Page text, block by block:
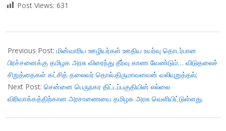
Post Views: 631
02-
06
Previous Post: மின்வாரிய ஊழியர்கள் ஊதிய உயர்வு தொடர்பான
பிரச்சனைக்கு தமிழக அரசு விரைந்து தீர்வு காண வேண்டும்… விடுதலைச்
சிறுத்தைகள் கட்சித் தலைவர் தொல்.திருமாவளவன் வலியுறுத்தல்;
Next Post: சென்னை பெருநகர திட்டப்பகுதியின் எல்லை
விரிவாக்கத்திற்கான அரசாணையை தமிழக அரசு வெளியிட்டுள்ளது.